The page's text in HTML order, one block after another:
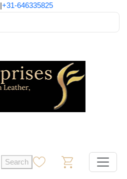
|+31-646335825
Search